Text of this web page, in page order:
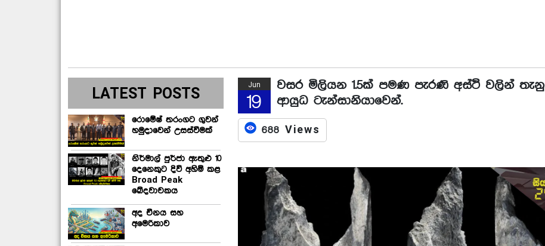
LATEST POSTS
රොමේෂ් තරංගට ගුවන්
හමුදාවෙන් උසස්වීමක්
නිර්මාල් පුර්ජා ඇතුළු 10
දෙනෙකුට දිවි අහිමි කළ
Broad Peak
ඛේදවාචකය
අද චීනය සහ
අමෙරිකාව
Jun
19
වසර මිලියන 1.5ක් පමණ පැරණි අස්ථි වලින් තැනු
ආයුධ ටැන්සානියාවෙන්.
688 Views